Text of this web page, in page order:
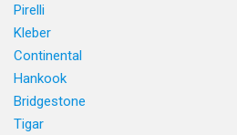
Pirelli
Kleber
Continental
Hankook
Bridgestone
Tigar